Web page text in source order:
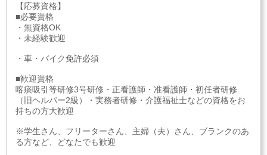
【応募資格】
■必要資格
・無資格OK
・未経験歓迎
・車・バイク免許必須
■歓迎資格
喀痰吸引等研修3号研修・正看護師・准看護師・初任者研修
（旧ヘルパー2級）・実務者研修・介護福祉士などの資格をお
持ちの方大歓迎
※学生さん、フリーターさん、主婦（夫）さん、ブランクのあ
る方など、どなたでも歓迎